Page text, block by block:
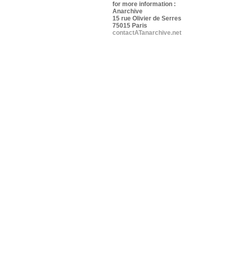
for more information :
Anarchive
15 rue Olivier de Serres
75015 Paris
contactATanarchive.net